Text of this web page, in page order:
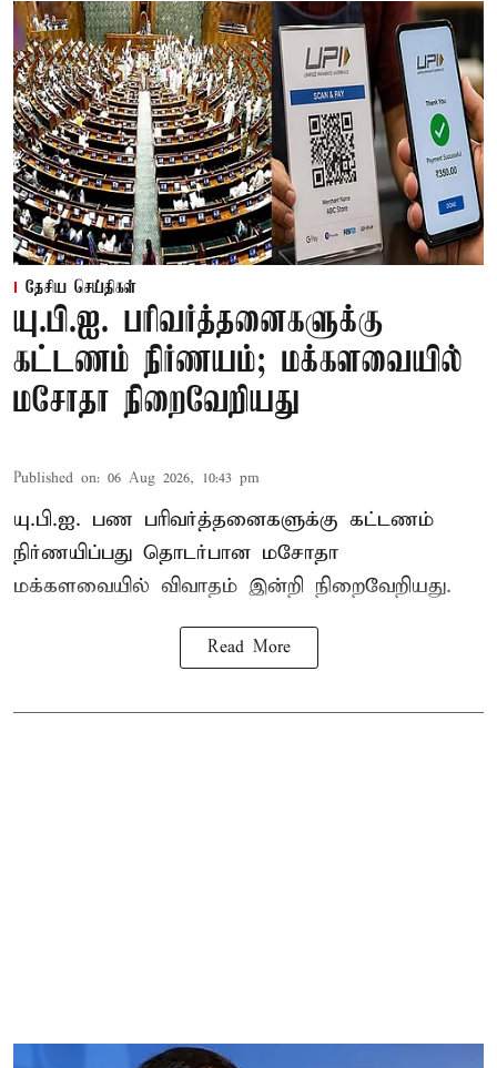
தேசிய செய்திகள்
யு.பி.ஐ. பரிவர்த்தனைகளுக்கு
கட்டணம் நிர்ணயம்; மக்களவையில்
மசோதா நிறைவேறியது
Published on: 06 Aug 2026, 10:43 pm
யு.பி.ஐ. பண பரிவர்த்தனைகளுக்கு கட்டணம்
நிர்ணயிப்பது தொடர்பான மசோதா
மக்களவையில் விவாதம் இன்றி நிறைவேறியது.
Read More